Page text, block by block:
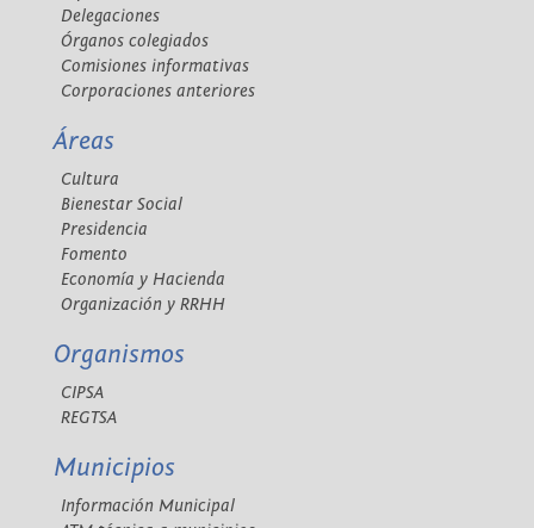
Delegaciones
Órganos colegiados
Comisiones informativas
Corporaciones anteriores
Áreas
Cultura
Bienestar Social
Presidencia
Fomento
Economía y Hacienda
Organización y RRHH
Organismos
CIPSA
REGTSA
Municipios
Información Municipal